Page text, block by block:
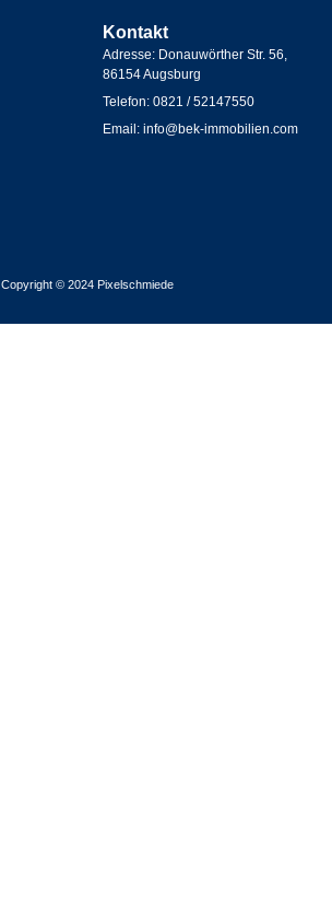
Kontakt
Adresse: Donauwörther Str. 56,
86154 Augsburg
Telefon: 0821 / 52147550
Email: info@bek-immobilien.com
Copyright © 2024 Pixelschmiede